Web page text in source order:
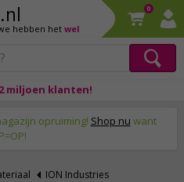
hebben het wel
0
miljoen klanten!
opruiming! Shop nu want
ION Industries